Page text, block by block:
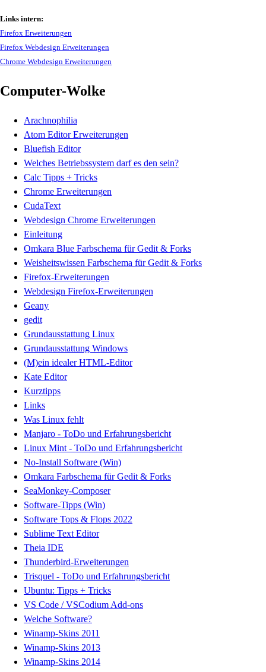
Links intern:
Firefox Erweiterungen
Firefox Webdesign Erweiterungen
Chrome Webdesign Erweiterungen
Computer-Wolke
Arachnophilia
Atom Editor Erweiterungen
Bluefish Editor
Welches Betriebssystem darf es den sein?
Calc Tipps + Tricks
Chrome Erweiterungen
CudaText
Webdesign Chrome Erweiterungen
Einleitung
Omkara Blue Farbschema für Gedit & Forks
Weisheitswissen Farbschema für Gedit & Forks
Firefox-Erweiterungen
Webdesign Firefox-Erweiterungen
Geany
gedit
Grundausstattung Linux
Grundausstattung Windows
(M)ein idealer HTML-Editor
Kate Editor
Kurztipps
Links
Was Linux fehlt
Manjaro - ToDo und Erfahrungsbericht
Linux Mint - ToDo und Erfahrungsbericht
No-Install Software (Win)
Omkara Farbschema für Gedit & Forks
SeaMonkey-Composer
Software-Tipps (Win)
Software Tops & Flops 2022
Sublime Text Editor
Theia IDE
Thunderbird-Erweiterungen
Trisquel - ToDo und Erfahrungsbericht
Ubuntu: Tipps + Tricks
VS Code / VSCodium Add-ons
Welche Software?
Winamp-Skins 2011
Winamp-Skins 2013
Winamp-Skins 2014